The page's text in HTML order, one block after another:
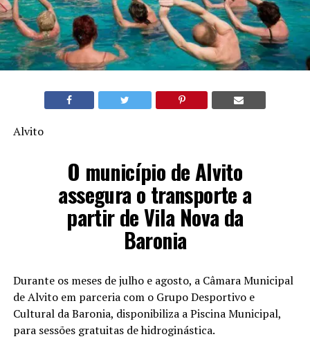
Alvito
O município de Alvito
assegura o transporte a
partir de Vila Nova da
Baronia
Durante os meses de julho e agosto, a Câmara Municipal
de Alvito em parceria com o Grupo Desportivo e
Cultural da Baronia, disponibiliza a Piscina Municipal,
para sessões gratuitas de hidroginástica.